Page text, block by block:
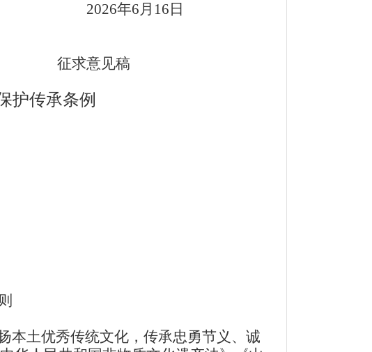
年6月16日
征求意见稿
护传承条例
本土优秀传统文化，传承忠勇节义、诚